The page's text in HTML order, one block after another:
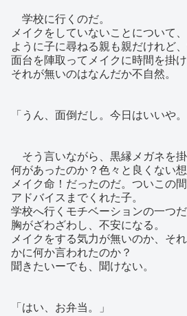
学校に行くのだ。
メイクをしていないことについて
ように子に尋ねる親も親だけれど
面台を陣取ってメイクに時間を掛
それが無いのはなんだか不自然。
「うん、面倒だし。今日はいいや。
そう言いながら、黒縁メガネを掛
何があったのか？色々と良くない
メイク命！だったのだ。ついこの
アドバイスまでくれた子。
学校へ行くモチベーションの一つだ
胸がざわざわし、不安になる。
メイクをする気力が無いのか、そ
かに何か言われたのか？
聞きたいーでも、聞けない。
「はい、お弁当。」